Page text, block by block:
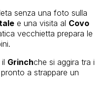
senza una foto sulla
e una visita al Covo
vecchietta prepara le
Grinchche si aggira tra i
a strappare un